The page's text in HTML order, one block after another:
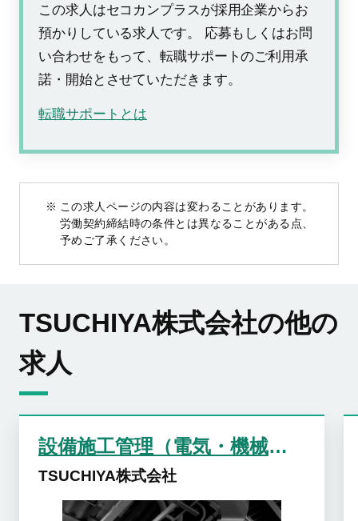
この求人はセコカンプラスが採用企業からお
預かりしている求人です。 応募もしくはお問
い合わせをもって、転職サポートのご利用承
諾・開始とさせていただきます。
転職サポートとは
この求人ページの内容は変わることがあります。
労働契約締結時の条件とは異なることがある点、
予めご了承ください。
TSUCHIYA株式会社の他の
求人
設備施工管理（電気・機械設備）
TSUCHIYA株式会社